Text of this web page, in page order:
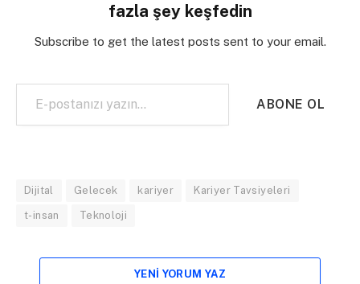
fazla şey keşfedin
Subscribe to get the latest posts sent to your email.
E-postanızı yazın…
ABONE OL
Dijital Gelecek kariyer Kariyer Tavsiyeleri
t-insan Teknoloji
YENI YORUM YAZ